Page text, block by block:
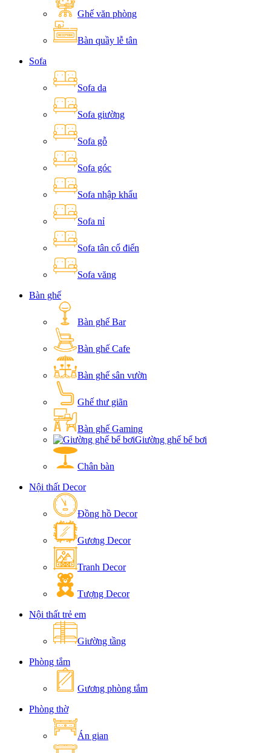
Ghế văn phòng
Bàn quầy lễ tân
Sofa
Sofa da
Sofa giường
Sofa gỗ
Sofa góc
Sofa nhập khẩu
Sofa nỉ
Sofa tân cổ điển
Sofa văng
Bàn ghế
Bàn ghế Bar
Bàn ghế Cafe
Bàn ghế sân vườn
Ghế thư giãn
Bàn ghế Gaming
Giường ghế bể bơi
Chân bàn
Nội thất Decor
Đồng hồ Decor
Gương Decor
Tranh Decor
Tượng Decor
Nội thất trẻ em
Giường tầng
Phòng tắm
Gương phòng tắm
Phòng thờ
Án gian